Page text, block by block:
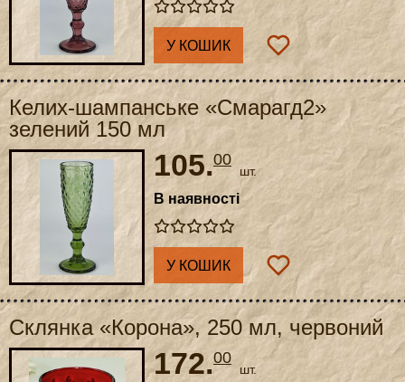
У КОШИК
Келих-шампанське «Смарагд2»
зелений 150 мл
105.00
шт.
В наявності
У КОШИК
Склянка «Корона», 250 мл, червоний
172.00
шт.